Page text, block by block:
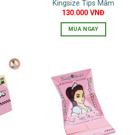
Kingsize Tips Mâm
130.000VNĐ
MUA NGAY